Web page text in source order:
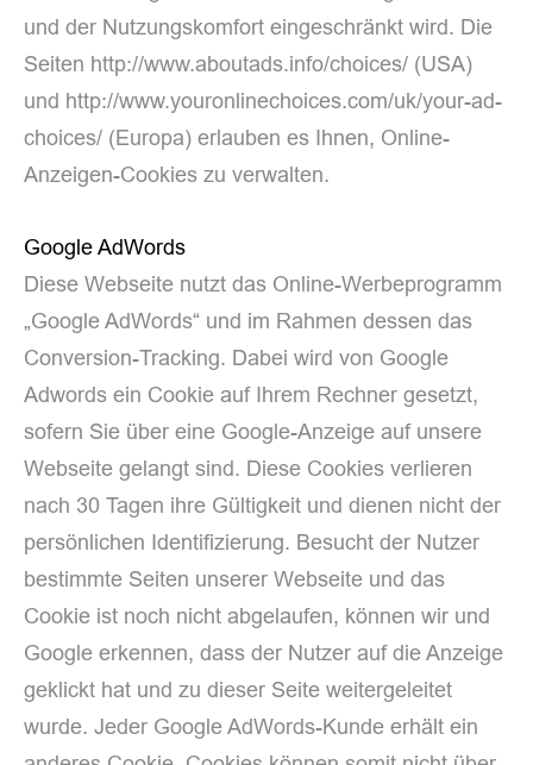
und der Nutzungskomfort eingeschränkt wird. Die
Seiten http://www.aboutads.info/choices/ (USA)
und http://www.youronlinechoices.com/uk/your-ad-
choices/ (Europa) erlauben es Ihnen, Online-
Anzeigen-Cookies zu verwalten.
Google AdWords
Diese Webseite nutzt das Online-Werbeprogramm
„Google AdWords“ und im Rahmen dessen das
Conversion-Tracking. Dabei wird von Google
Adwords ein Cookie auf Ihrem Rechner gesetzt,
sofern Sie über eine Google-Anzeige auf unsere
Webseite gelangt sind. Diese Cookies verlieren
nach 30 Tagen ihre Gültigkeit und dienen nicht der
persönlichen Identifizierung. Besucht der Nutzer
bestimmte Seiten unserer Webseite und das
Cookie ist noch nicht abgelaufen, können wir und
Google erkennen, dass der Nutzer auf die Anzeige
geklickt hat und zu dieser Seite weitergeleitet
wurde. Jeder Google AdWords-Kunde erhält ein